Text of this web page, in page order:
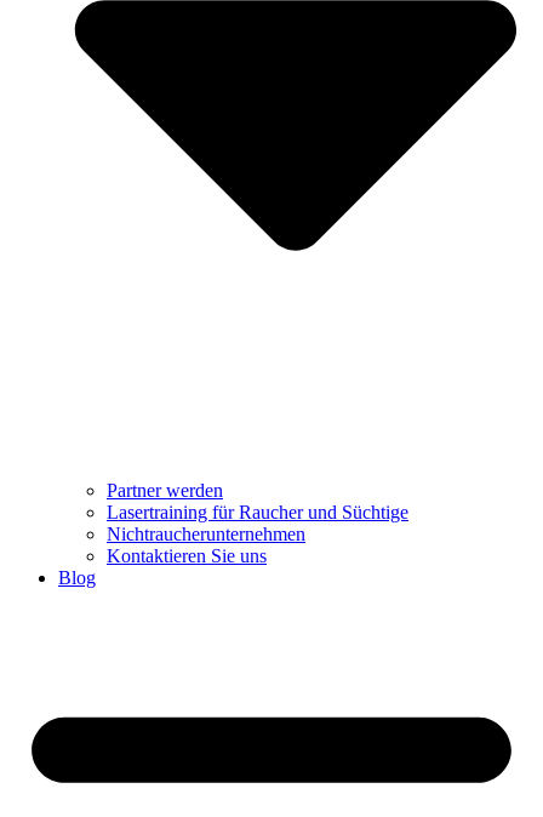
Partner werden
Lasertraining für Raucher und Süchtige
Nichtraucherunternehmen
Kontaktieren Sie uns
Blog